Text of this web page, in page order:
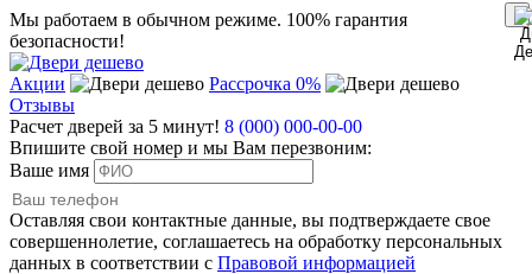
Мы работаем в обычном режиме. 100% гарантия
безопасности!
Акции
Рассрочка 0%
Отзывы
Расчет дверей за 5 минут! 8 (000) 000-00-00
Впишите свой номер и мы Вам перезвоним:
Ваше имя
Оставляя свои контактные данные, вы подтверждаете свое
совершеннолетие, соглашаетесь на обработку персональных
данных в соответствии с Правовой информацией